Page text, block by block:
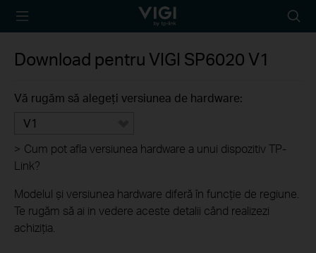
TP-Link, Reliably
icon
Download pentru VIGI SP6020 V1
Vă rugăm să alegeți versiunea de hardware:
V1
> Cum pot afla versiunea hardware a unui dispozitiv TP-
Link?
Modelul și versiunea hardware diferă în funcție de regiune.
Te rugăm să ai in vedere aceste detalii când realizezi
achiziția.